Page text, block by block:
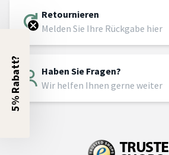
Retournieren
Melden Sie Ihre Rückgabe hier
Haben Sie Fragen?
Wir helfen Ihnen gerne weiter
5% Rabatt?